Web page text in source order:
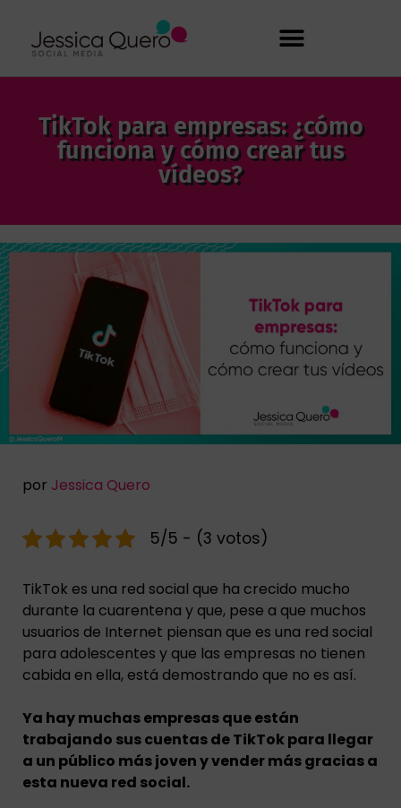
TikTok para empresas: ¿cómo
funciona y cómo crear tus
vídeos?
por Jessica Quero
5/5 - (3 votos)
TikTok es una red social que ha crecido mucho
durante la cuarentena y que, pese a que muchos
usuarios de Internet piensan que es una red social
para adolescentes y que las empresas no tienen
cabida en ella, está demostrando que no es así.
Ya hay muchas empresas que están
trabajando sus cuentas de TikTok para llegar
a un público más joven y vender más gracias a
esta nueva red social.